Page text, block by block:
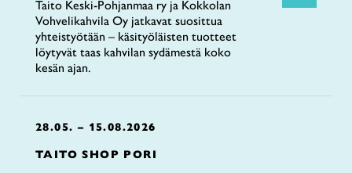
Taito Keski-Pohjanmaa ry ja Kokkolan
Vohvelikahvila Oy jatkavat suosittua
yhteistyötään – käsityöläisten tuotteet
löytyvät taas kahvilan sydämestä koko
kesän ajan.
28.05. – 15.08.2026
TAITO SHOP PORI